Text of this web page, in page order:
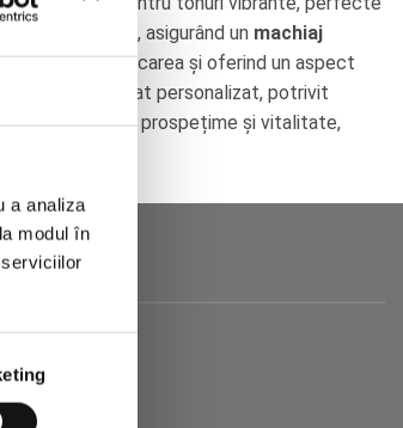
a analiza
modul în
armonios, asigurând un machiaj
evitând uscarea și oferind un aspect
obții un rezultat personalizat, potrivit
de un plus de prospețime și vitalitate,